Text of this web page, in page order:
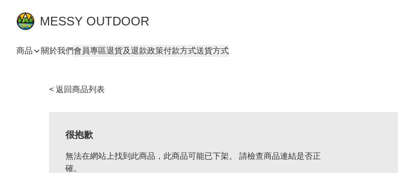
MESSY OUTDOOR
商品 關於我們會員專區退貨及退款政策付款方式送貨方式
< 返回商品列表
很抱歉
無法在網站上找到此商品，此商品可能已下架。 請檢查商品連結是否正
確。